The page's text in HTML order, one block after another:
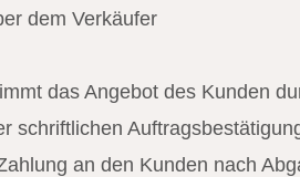
dem Verkäufer
das Angebot des Kunden
schriftlichen
an den Kunden nach